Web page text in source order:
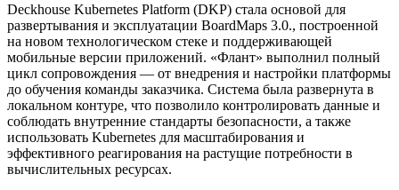
Deckhouse Kubernetes Platform (DKP) стала основой для
развертывания и эксплуатации BoardMaps 3.0., построенной
на новом технологическом стеке и поддерживающей
мобильные версии приложений. «Флант» выполнил полный
цикл сопровождения — от внедрения и настройки платформы
до обучения команды заказчика. Система была развернута в
локальном контуре, что позволило контролировать данные и
соблюдать внутренние стандарты безопасности, а также
использовать Kubernetes для масштабирования и
эффективного реагирования на растущие потребности в
вычислительных ресурсах.